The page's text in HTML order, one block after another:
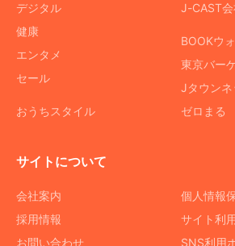
デジタル
健康
エンタメ
セール
おうちスタイル
J-CAST
BOOKウ
東京バー
Jタウンネ
ゼロまる
サイトについて
会社案内
採用情報
お問い合わせ
個人情報
サイト利
SNS利用